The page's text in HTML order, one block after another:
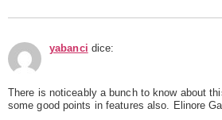
yabanci dice:
There is noticeably a bunch to know about
some good points in features also. Elinore